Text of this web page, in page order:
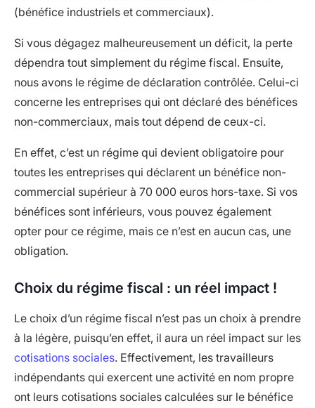
(bénéfice industriels et commerciaux).
Si vous dégagez malheureusement un déficit, la perte
dépendra tout simplement du régime fiscal. Ensuite,
nous avons le régime de déclaration contrôlée. Celui-ci
concerne les entreprises qui ont déclaré des bénéfices
non-commerciaux, mais tout dépend de ceux-ci.
En effet, c’est un régime qui devient obligatoire pour
toutes les entreprises qui déclarent un bénéfice non-
commercial supérieur à 70 000 euros hors-taxe. Si vos
bénéfices sont inférieurs, vous pouvez également
opter pour ce régime, mais ce n’est en aucun cas, une
obligation.
Choix du régime fiscal : un réel impact !
Le choix d’un régime fiscal n’est pas un choix à prendre
à la légère, puisqu’en effet, il aura un réel impact sur les
cotisations sociales. Effectivement, les travailleurs
indépendants qui exercent une activité en nom propre
ont leurs cotisations sociales calculées sur le bénéfice